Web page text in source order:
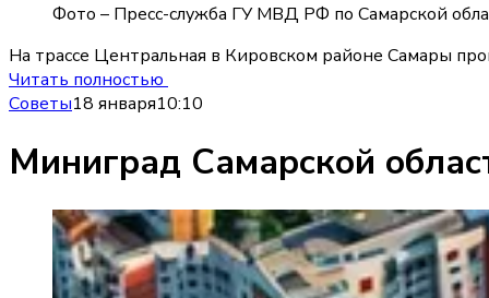
Фото – Пресс-служба ГУ МВД РФ по Самарской
На трассе Центральная в Кировском районе Самары
Читать полностью
Советы18 января10:10
Миниград Самарской